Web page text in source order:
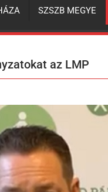
SZSZB MEGYE
az LMP